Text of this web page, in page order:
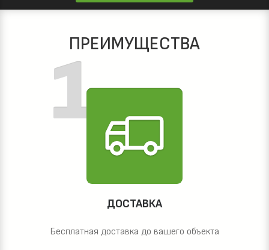
ПРЕИМУЩЕСТВА
ДОСТАВКА
Бесплатная доставка до вашего объекта